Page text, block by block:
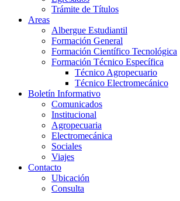
Trámite de Títulos
Areas
Albergue Estudiantil
Formación General
Formación Científico Tecnológica
Formación Técnico Específica
Técnico Agropecuario
Técnico Electromecánico
Boletín Informativo
Comunicados
Institucional
Agropecuaria
Electromecánica
Sociales
Viajes
Contacto
Ubicación
Consulta